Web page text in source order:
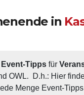
in
Event-Tipps für
D.h.: Hier
Menge Event-